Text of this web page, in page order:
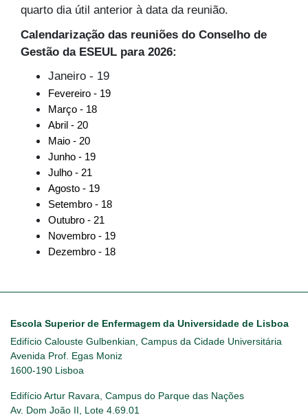
quarto dia útil anterior à data da reunião.
Calendarização das reuniões do Conselho de
Gestão da ESEUL para 2026:
Janeiro - 19
Fevereiro - 19
Março - 18
Abril - 20
Maio - 20
Junho - 19
Julho - 21
Agosto - 19
Setembro - 18
Outubro - 21
Novembro - 19
Dezembro - 18
Escola Superior de Enfermagem da Universidade de Lisboa
Edifício Calouste Gulbenkian, Campus da Cidade Universitária
Avenida Prof. Egas Moniz
1600-190 Lisboa
Edifício Artur Ravara, Campus do Parque das Nações
Av. Dom João II, Lote 4.69.01